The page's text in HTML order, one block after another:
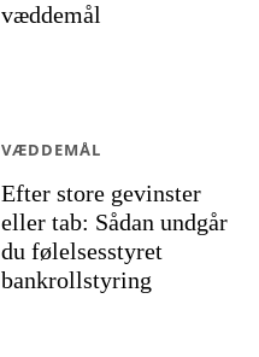
væddemål
Efter store gevinster
eller tab: Sådan undgår
du følelsesstyret
bankrollstyring
VÆDDEMÅL